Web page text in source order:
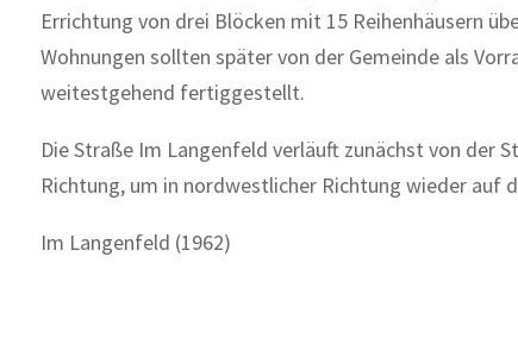
Errichtung von drei Blöcken mit 15 Reihenhäusern
Wohnungen sollten später von der Gemeinde als
weitestgehend fertiggestellt.
Die Straße Im Langenfeld verläuft zunächst von der
Richtung, um in nordwestlicher Richtung wieder auf
Im Langenfeld (1962)